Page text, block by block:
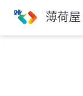
跳
主
薄荷屋